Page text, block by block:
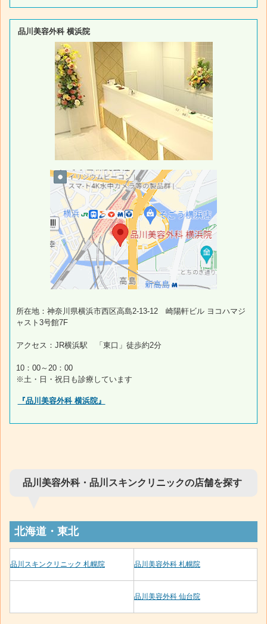
品川美容外科 横浜院
所在地：神奈川県横浜市西区高島2-13-12 崎陽軒ビル ヨコハマジ
ャスト3号館7F
アクセス：JR横浜駅 「東口」徒歩約2分
10：00～20：00
※土・日・祝日も診療しています
『品川美容外科 横浜院』
品川美容外科・品川スキンクリニックの店舗を探す
北海道・東北
品川スキンクリニック 札幌院 品川美容外科 札幌院
品川美容外科 仙台院